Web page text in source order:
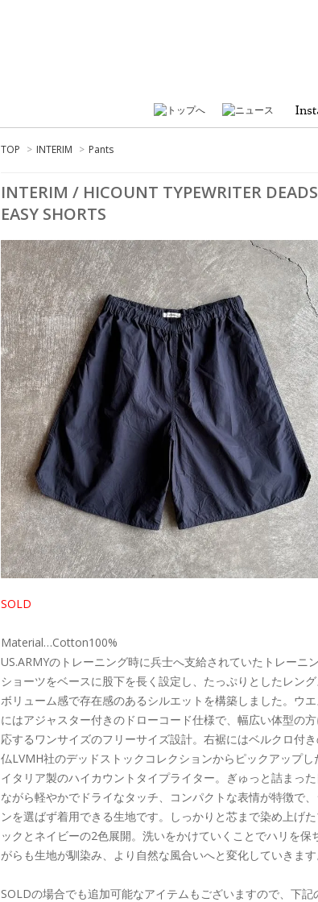
TOP > INTERIM > Pants
INTERIM / HICOUNT TYPEWRITER
EASY SHORTS
SOLD
Material…Cotton100%
US.ARMYのトレーニング時に兵士へ支給されていたトレーニ
ショーツをベースに股下を長く設定し、たっぷりとしたレング
ボリューム感で存在感のあるシルエットを構築しました。ウエ
にはアジャスター付きのドローコード仕様で、幅広い体型の
応するワンサイズのフリーサイズ設計。右裾にはベルクロ付
仏LVMH社のデッドストックコレクションからピックアップし
イタリア製のハイカウントタイプライター。ぎゅっと詰まっ
ながら軽やかでドライなタッチ、コンパクトな表情が特徴で
ンを選ばず着用できる生地です。しっかりと芯まで染め上げた
ックとネイビーの2色展開。洗いをかけていくことでハリを保
がらも生地が馴染み、より自然な風合いへと変化していきます
SOLDの場合でも追加可能なアイテムもございますので、下記